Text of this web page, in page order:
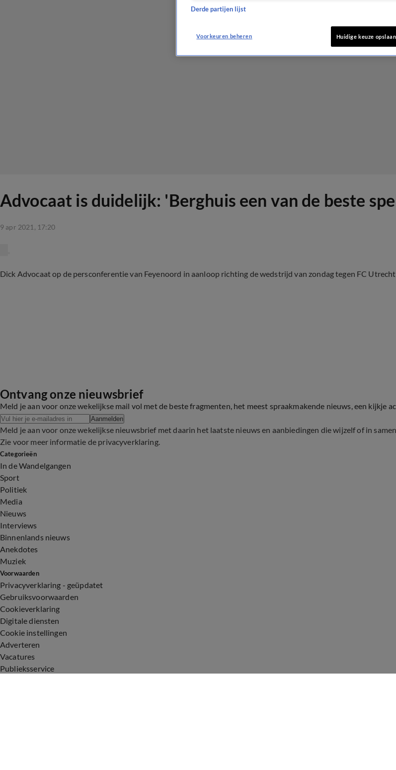
Advocaat is duidelijk: 'Berghuis een van de beste
9 apr 2021, 17:20
Dick Advocaat op de persconferentie van Feyenoord in aanloop richting de wedstrijd van zondag tegen FC
Ontvang onze nieuwsbrief
Meld je aan voor onze wekelijkse mail vol met de beste fragmenten, het meest spraakmakende nieuws, een kijkje
Aanmelden
Meld je aan voor onze wekelijkse nieuwsbrief met daarin het laatste nieuws en aanbiedingen die wijzelf of in
Zie voor meer informatie de privacyverklaring.
Categorieën
In de Wandelgangen
Sport
Politiek
Media
Nieuws
Interviews
Binnenlands nieuws
Anekdotes
Muziek
Voorwaarden
Privacyverklaring - geüpdatet
Gebruiksvoorwaarden
Cookieverklaring
Digitale diensten
Cookie instellingen
Adverteren
Vacatures
Publieksservice
Derde partijen lijst
Voorkeuren beheren Huidige keuze opslaan